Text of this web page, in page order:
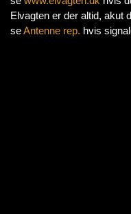
Elvagten er der altid, akut
seAntenne rep. hvis